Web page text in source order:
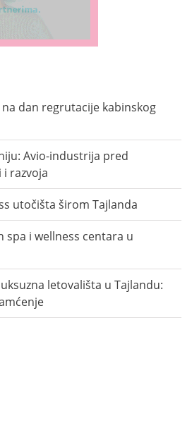
dan regrutacije kabinskog
Avio-industrija pred
i razvoja
utočišta širom Tajlanda
spa i wellness centara u
letovališta u Tajlandu: